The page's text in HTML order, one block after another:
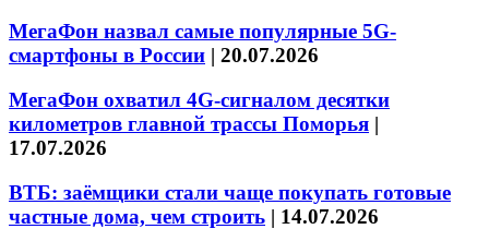
МегаФон назвал самые популярные 5G-
смартфоны в России | 20.07.2026
МегаФон охватил 4G-сигналом десятки
километров главной трассы Поморья |
17.07.2026
ВТБ: заёмщики стали чаще покупать готовые
частные дома, чем строить | 14.07.2026